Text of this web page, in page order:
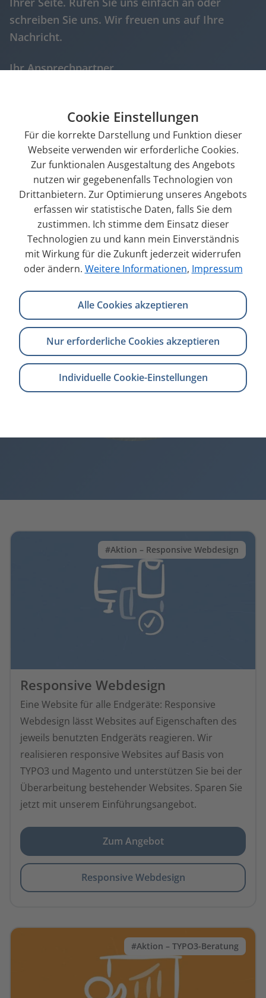
schreiben Sie uns. Wir freuen uns auf Ihre
Nachricht.
Ihr Ansprechpartner
Beratungsanfrage senden
#Aktion – Responsive Webdesign
Responsive Webdesign
Eine Website für alle Endgeräte: Responsive
Webdesign lässt Websites auf Eigenschaften des
jeweils benutzten Endgeräts reagieren. Wir
realisieren responsive Websites auf Basis von
TYPO3 und Magento und unterstützen Sie bei der
Überarbeitung bestehender Websites. Sparen Sie
jetzt mit unserem Einführungsangebot.
Zum Angebot
Responsive Webdesign
#Aktion – TYPO3-Beratung
Cookie Einstellungen
Für die korrekte Darstellung und Funktion dieser
Webseite verwenden wir erforderliche Cookies.
Zur funktionalen Ausgestaltung des Angebots
nutzen wir gegebenenfalls Technologien von
Drittanbietern. Zur Optimierung unseres Angebots
erfassen wir statistische Daten, falls Sie dem
zustimmen. Ich stimme dem Einsatz dieser
Technologien zu und kann mein Einverständnis
mit Wirkung für die Zukunft jederzeit widerrufen
oder ändern. Weitere Informationen, Impressum
Alle Cookies akzeptieren
Nur erforderliche Cookies akzeptieren
Individuelle Cookie-Einstellungen